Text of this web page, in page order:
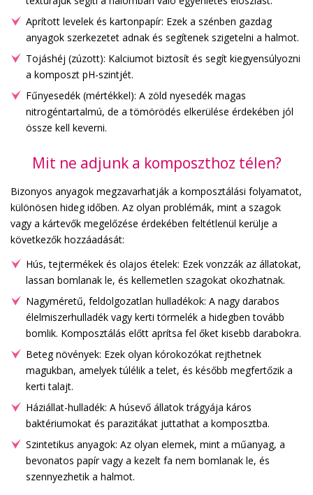
Aprított levelek és kartonpapír: Ezek a szénben gazdag
anyagok szerkezetet adnak és segítenek szigetelni a halmot.
Tojáshéj (zúzott): Kalciumot biztosít és segít kiegyensúlyozni
a komposzt pH-szintjét.
Fűnyesedék (mértékkel): A zöld nyesedék magas
nitrogéntartalmú, de a tömörödés elkerülése érdekében jól
össze kell keverni.
Mit ne adjunk a komposzthoz télen?
Bizonyos anyagok megzavarhatják a komposztálási folyamatot,
különösen hideg időben. Az olyan problémák, mint a szagok
vagy a kártevők megelőzése érdekében feltétlenül kerülje a
következők hozzáadását:
Hús, tejtermékek és olajos ételek: Ezek vonzzák az állatokat,
lassan bomlanak le, és kellemetlen szagokat okozhatnak.
Nagyméretű, feldolgozatlan hulladékok: A nagy darabos
élelmiszerhulladék vagy kerti törmelék a hidegben tovább
bomlik. Komposztálás előtt aprítsa fel őket kisebb darabokra.
Beteg növények: Ezek olyan kórokozókat rejthetnek
magukban, amelyek túlélik a telet, és később megfertőzik a
kerti talajt.
Háziállat-hulladék: A húsevő állatok trágyája káros
baktériumokat és parazitákat juttathat a komposztba.
Szintetikus anyagok: Az olyan elemek, mint a műanyag, a
bevonatos papír vagy a kezelt fa nem bomlanak le, és
szennyezhetik a halmot.